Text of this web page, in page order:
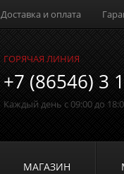
Доставка и оплата
ГОРЯЧАЯ ЛИНИЯ
+7 (86546) 3
Каждый день с 09:00 до
МАГАЗИН